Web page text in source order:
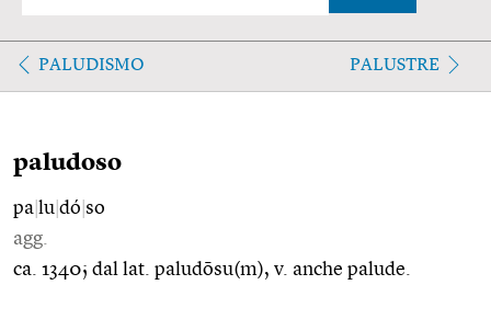
PALUDISMO PALUSTRE
paludoso
pa lu dó so
agg.
ca. 1340; dal lat. paludōsu(m), v. anche palude.